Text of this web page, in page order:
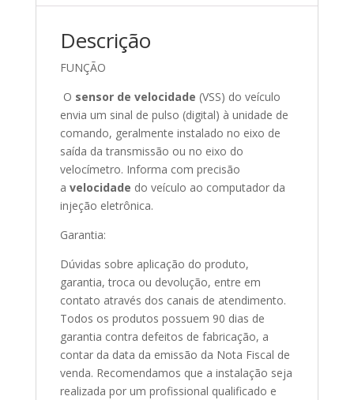
Descrição
FUNÇÃO
O sensor de velocidade (VSS) do veículo
envia um sinal de pulso (digital) à unidade de
comando, geralmente instalado no eixo de
saída da transmissão ou no eixo do
velocímetro. Informa com precisão
a velocidade do veículo ao computador da
injeção eletrônica.
Garantia:
Dúvidas sobre aplicação do produto,
garantia, troca ou devolução, entre em
contato através dos canais de atendimento.
Todos os produtos possuem 90 dias de
garantia contra defeitos de fabricação, a
contar da data da emissão da Nota Fiscal de
venda. Recomendamos que a instalação seja
realizada por um profissional qualificado e